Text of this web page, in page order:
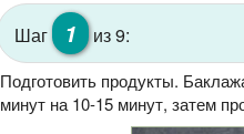
Шаг 1 из 9:
Подготовить продукты.
минут на 10-15 минут, затем